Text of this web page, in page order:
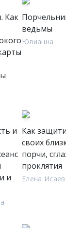
Как
ведьмы
Юлианна
и
и
Как
своих
порчи,
проклятия
Елена